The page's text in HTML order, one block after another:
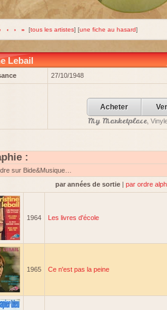
‹ › » [tous les artistes] [une fiche au hasard]
Lebail
27/10/1948
Acheter
My Marketplace,
:
sur Bide&Musique…
par années de sortie | par ordre
1964 Les livres d'école
1965 Ce n'est pas la peine